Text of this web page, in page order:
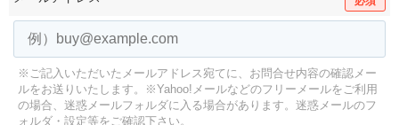
※ご記入いただいたメールアドレス宛てに、お問合せ内容の確認メー
ルをお送りいたします。
※Yahoo!メールなどのフリーメールをご利用
の場合、迷惑メールフォルダに入る場合があります。 迷惑メールのフ
ォルダ・設定等をご確認下さい。